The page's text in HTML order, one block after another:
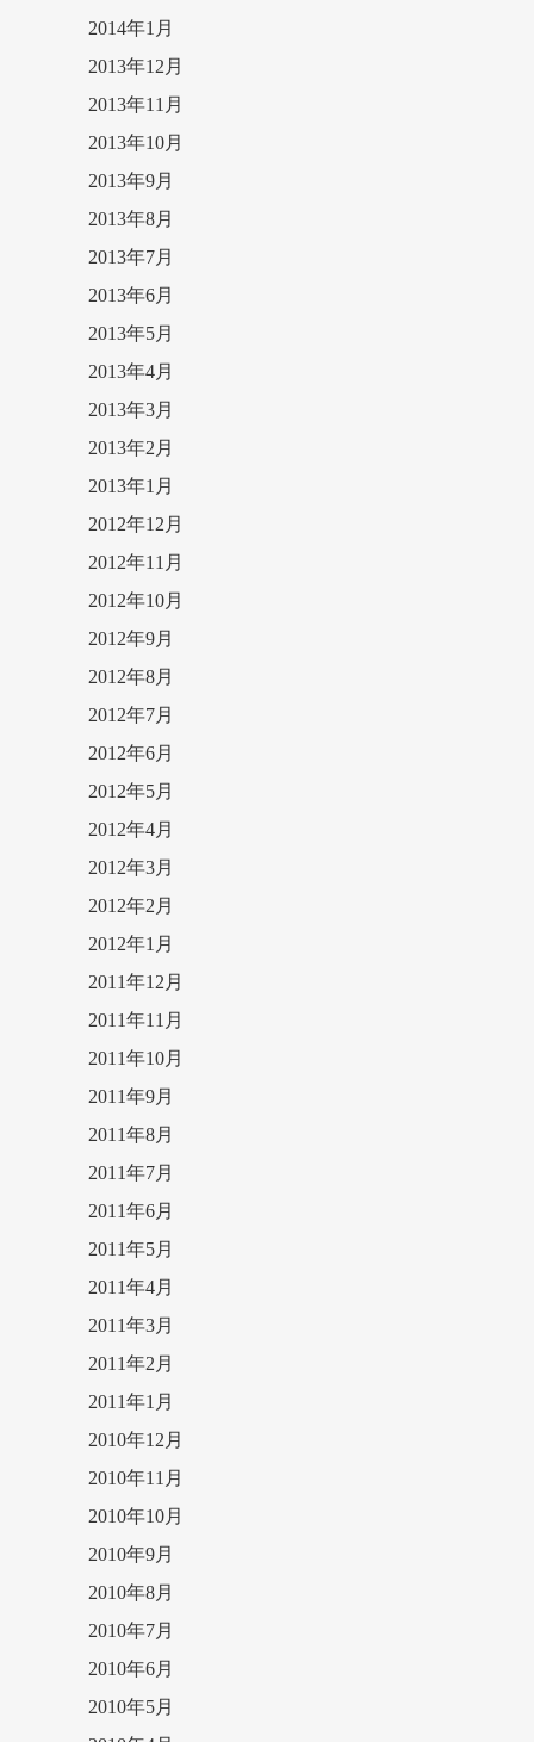
2014年1月
2013年12月
2013年11月
2013年10月
2013年9月
2013年8月
2013年7月
2013年6月
2013年5月
2013年4月
2013年3月
2013年2月
2013年1月
2012年12月
2012年11月
2012年10月
2012年9月
2012年8月
2012年7月
2012年6月
2012年5月
2012年4月
2012年3月
2012年2月
2012年1月
2011年12月
2011年11月
2011年10月
2011年9月
2011年8月
2011年7月
2011年6月
2011年5月
2011年4月
2011年3月
2011年2月
2011年1月
2010年12月
2010年11月
2010年10月
2010年9月
2010年8月
2010年7月
2010年6月
2010年5月